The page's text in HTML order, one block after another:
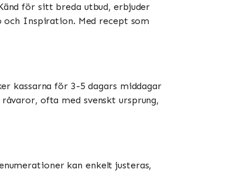
för sitt breda utbud, erbjuder
och Inspiration​​​​. Med recept som
kassarna för 3-5 dagars middagar
ofta med svenskt ursprung,
kan enkelt justeras,